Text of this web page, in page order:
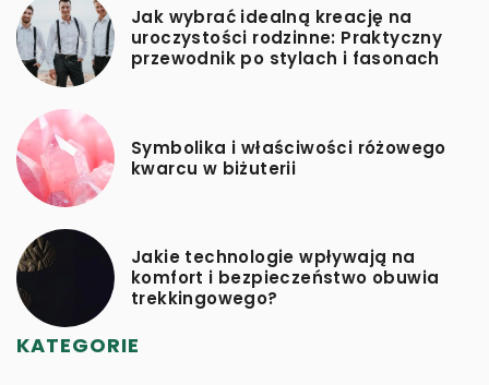
Jak wybrać idealną kreację na
uroczystości rodzinne: Praktyczny
przewodnik po stylach i fasonach
Symbolika i właściwości różowego
kwarcu w biżuterii
Jakie technologie wpływają na
komfort i bezpieczeństwo obuwia
trekkingowego?
KATEGORIE